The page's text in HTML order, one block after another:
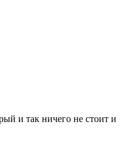
и так ничего не стоит и